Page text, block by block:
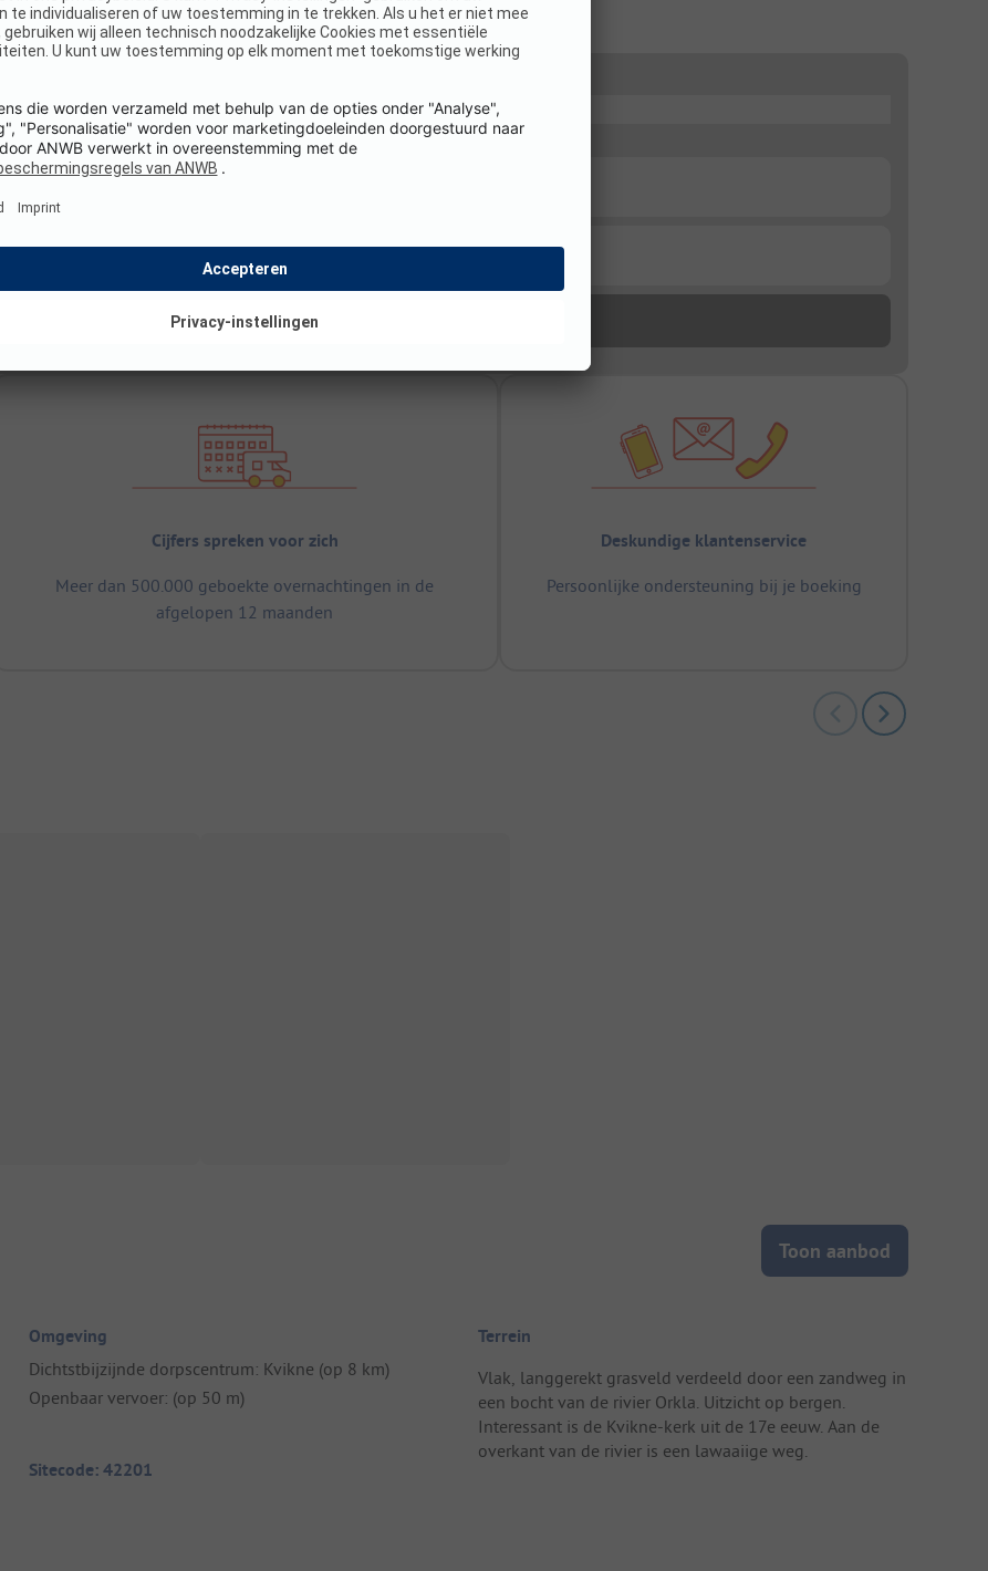
Cijfers spreken voor zich
Meer dan 500.000 geboekte overnachtingen in de
afgelopen 12 maanden
Deskundige klantenservice
Persoonlijke ondersteuning bij je boeking
Toon aanbod
Omgeving
Dichtstbijzijnde dorpscentrum: Kvikne (op 8 km)
Openbaar vervoer: (op 50 m)
Sitecode: 42201
Terrein
Vlak, langgerekt grasveld verdeeld door een zandweg in
een bocht van de rivier Orkla. Uitzicht op bergen.
Interessant is de Kvikne-kerk uit de 17e eeuw. Aan de
overkant van de rivier is een lawaaiige weg.